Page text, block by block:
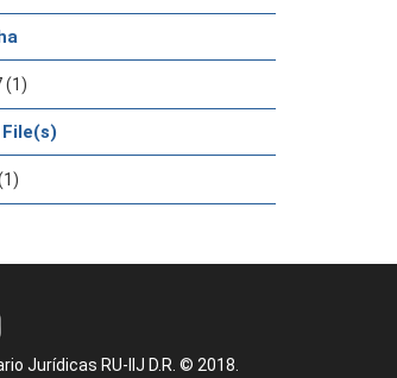
(1)
Jurídicas RU-IIJ D.R. © 2018.